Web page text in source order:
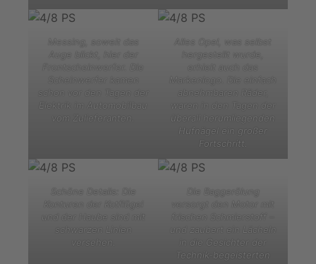
Messing, soweit das
Auge blickt, hier der
Frontscheinwerfer. Die
Scheinwerfer kamen
schon vor den Tagen der
Elektrik im Automobilbau
vom Zulieferanten.
Alles Opel, was selbst
hergestellt wurde,
erhielt auch das
Markenlogo. Die einfach
abnehmbaren Räder,
waren in den Tagen der
überall herumliegenden
Hufnägel ein großer
Fortschritt.
Schöne Details: Die
Konturen der Kotflügel
und der Haube sind mit
schwarzen Linien
versehen.
Die Baggerölung
versorgt den Motor mit
frischen Schmierstoff –
und zaubert ein Lächeln
in die Gesichter der
Technik-begeisterten